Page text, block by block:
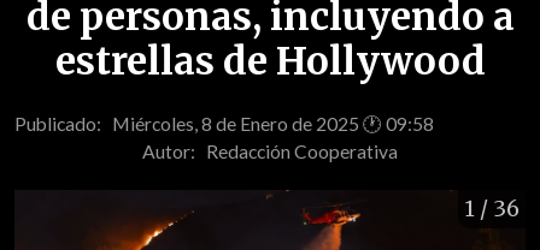
de personas, incluyendo a
estrellas de Hollywood
Publicado: Miércoles, 8 de Enero de 2025 🕐 09:58
Autor: Redacción Cooperativa
1 / 36